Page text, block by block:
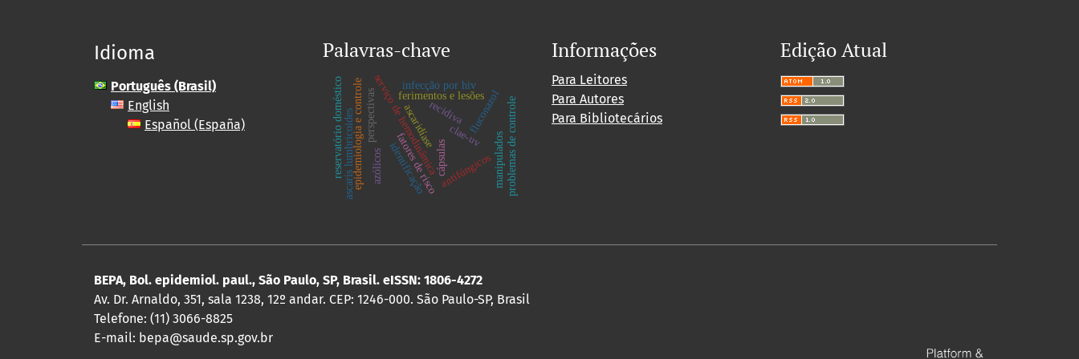
Idioma
Português (Brasil)
English
Español (España)
Palavras-chave
serviço de hemodinâmicacápsulas
ferimentos e lesões
clae-uv
azólicos
fluconazol
antifúngicosmanipulados
fatores de risco
perspectivas problemas de controle
epidemiologia e controle ascaridíase
identificação
ascaris lumbricoides
reservatório doméstico infecção por hiv
recidiva
Informações
Para Leitores
Para Autores
Para Bibliotecários
Edição Atual
BEPA, Bol. epidemiol. paul., São Paulo, SP, Brasil. eISSN: 1806-4272
Av. Dr. Arnaldo, 351, sala 1238, 12º andar. CEP: 1246-000. São Paulo-SP, Brasil
Telefone: (11) 3066-8825
E-mail: bepa@saude.sp.gov.br